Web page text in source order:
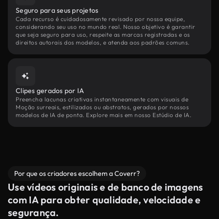
Seguro para seus projetos
Cada recurso é cuidadosamente revisado por nossa equipe,
considerando seu uso no mundo real. Nosso objetivo é garantir
que seja seguro para uso, respeite as marcas registradas e os
direitos autorais dos modelos, e atenda aos padrões comuns.
Clipes gerados por IA
Preencha lacunas criativas instantaneamente com visuais de
Moção surreais, estilizados ou abstratos, gerados por nossos
modelos de IA de ponta. Explore mais em nosso Estúdio de IA.
Por que os criadores escolhem a Coverr?
Use vídeos originais e de banco de imagens
com IA para obter qualidade, velocidade e
segurança.